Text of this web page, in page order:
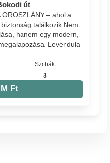
út
OROSZLÁNY – ahol a
találkozik Nem
hanem egy modern,
Levendula
Szobák
3
Ft